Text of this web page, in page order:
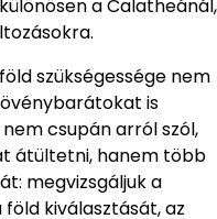
a Calatheánál,
szükségessége nem
is
csupán arról szól,
átültetni, hanem több
megvizsgáljuk a
kiválasztását, az